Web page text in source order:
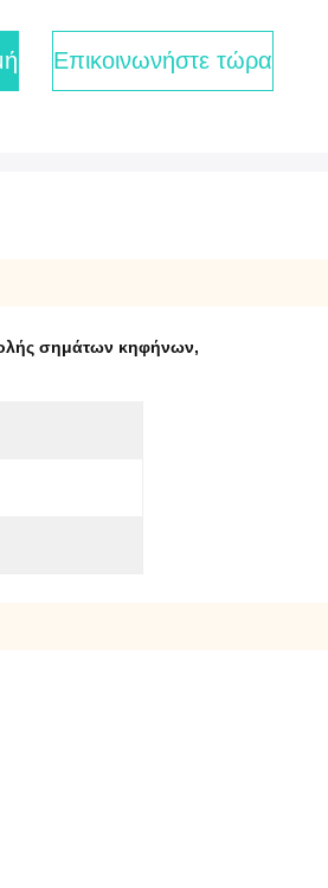
Επικοινωνήστε τώρα
σημάτων κηφήνων,